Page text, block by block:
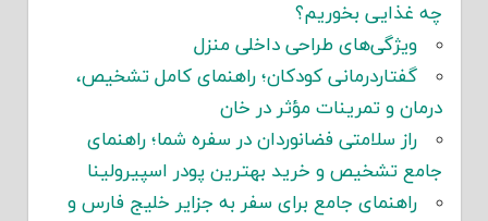
چه غذایی بخوریم؟
ویژگی‌های طراحی داخلی منزل
گفتاردرمانی کودکان؛ راهنمای کامل تشخیص،
درمان و تمرینات مؤثر در خان
راز سلامتی فضانوردان در سفره شما؛ راهنمای
جامع تشخیص و خرید بهترین پودر اسپیرولینا
راهنمای جامع برای سفر به جزایر خلیج فارس و